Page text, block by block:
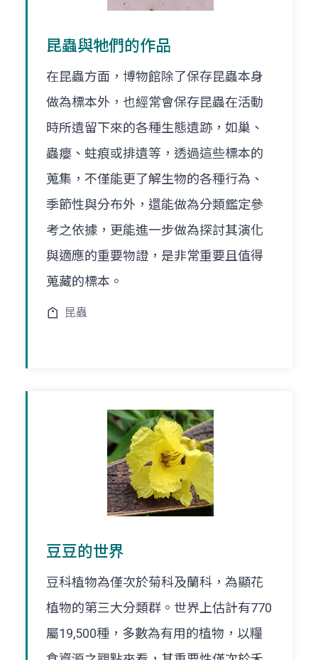
昆蟲與牠們的作品
在昆蟲方面，博物館除了保存昆蟲本身
做為標本外，也經常會保存昆蟲在活動
時所遺留下來的各種生態遺跡，如巢、
蟲癭、蛀痕或排遺等，透過這些標本的
蒐集，不僅能更了解生物的各種行為、
季節性與分布外，還能做為分類鑑定參
考之依據，更能進一步做為探討其演化
與適應的重要物證，是非常重要且值得
蒐藏的標本。
昆蟲
豆豆的世界
豆科植物為僅次於菊科及蘭科，為顯花
植物的第三大分類群。世界上估計有770
屬19,500種，多數為有用的植物，以糧